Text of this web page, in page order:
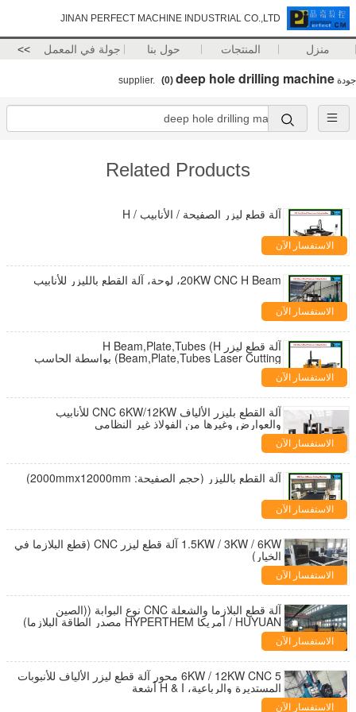
JINAN PERFECT MACHINE INDUSTRIAL CO.,LTD
منزل المنتجات حول بنا جولة في المعمل >>
جودة deep hole drilling machine
(0)
Related Products
آلة قطع ليزر الصفيحة / الأنابيب / H
الاستفسار الآن
20KW CNC H Beam، لوحة، آلة القطع بالليزر للأنابيب
الاستفسار الآن
آلة قطع ليزر H Beam,Plate,Tubes (H
Beam,Plate,Tubes Laser Cutting) بواسطة الحاسب
الآلي OLT-3018 20KWالاستفسار الآن
آلة القطع بليزر الألياف CNC 6KW/12KW للأنابيب
والعوارض وغيرها من الفولاذ غير النظامي
الاستفسار الآن
آلة القطع بالليزر (حجم الصفيحة: 2000mmx12000mm)
الاستفسار الآن
1.5KW / 3KW / 6KW آلة قطع ليزر CNC (قطع البلازما في
الخيار)
الاستفسار الآن
آلة قطع البلازما والشعلة CNC نوع البوابة ((الصين
HUYUAN / أمريكا HYPERTHEM مصدر الطاقة البلازما)
الاستفسار الآن
6KW / 12KW CNC 5 محور آلة قطع ليزر الألياف للأنبوبات
المستديرة والرباعية، H & I أشعة
الاستفسار الآن